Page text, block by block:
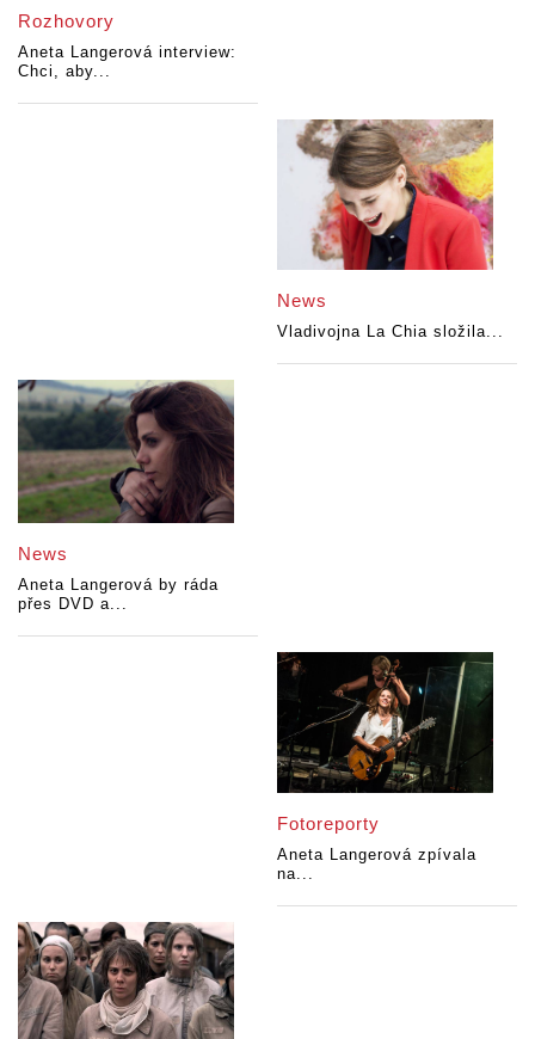
Rozhovory
Aneta Langerová interview:
Chci, aby...
News
Vladivojna La Chia složila...
News
Aneta Langerová by ráda
přes DVD a...
Fotoreporty
Aneta Langerová zpívala
na...